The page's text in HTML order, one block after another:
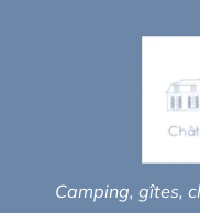
Camping, gîtes,